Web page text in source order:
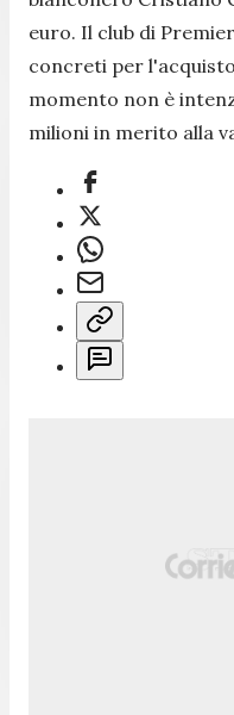
euro. Il club di
concreti per
momento non è
milioni in merito alla